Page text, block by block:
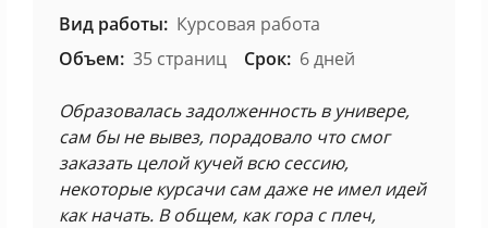
Вид работы: Курсовая работа
Объем: 35 страниц Срок: 6 дней
Образовалась задолженность в универе,
сам бы не вывез, порадовало что смог
заказать целой кучей всю сессию,
некоторые курсачи сам даже не имел идей
как начать. В общем, как гора с плеч,